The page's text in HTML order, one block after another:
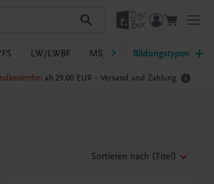
LW/LWBF MS/ASO Pflege PTS
Bildungstypen
ab 29,00 EUR – Versand und Zahlung
Sortieren nach (Titel)